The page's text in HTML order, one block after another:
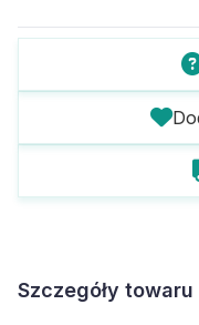
Szczegóły towaru